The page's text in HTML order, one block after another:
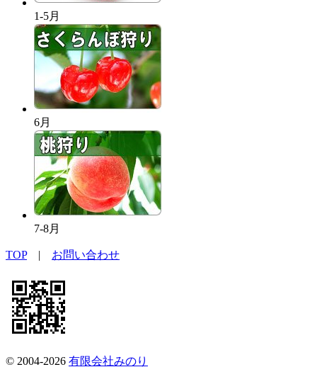
1-5月
6月
7-8月
TOP| お問い合わせ
© 2004-2026 有限会社みのり